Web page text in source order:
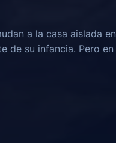
a la casa aislada en
de su infancia. Pero en